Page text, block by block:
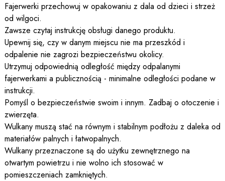
Fajerwerki przechowuj w opakowaniu z dala od dzieci i strzeż
od wilgoci.
Zawsze czytaj instrukcję obsługi danego produktu.
Upewnij się, czy w danym miejscu nie ma przeszkód i
odpalenie nie zagrozi bezpieczeństwu okolicy.
Utrzymuj odpowiednią odległość między odpalanymi
fajerwerkami a publicznością - minimalne odległości podane w
instrukcji.
Pomyśl o bezpieczeństwie swoim i innym. Zadbaj o otoczenie i
zwierzęta.
Wulkany muszą stać na równym i stabilnym podłożu z daleka od
materiałów palnych i łatwopalnych.
Wulkany przeznaczone są do użytku zewnętrznego na
otwartym powietrzu i nie wolno ich stosować w
pomieszczeniach zamkniętych.